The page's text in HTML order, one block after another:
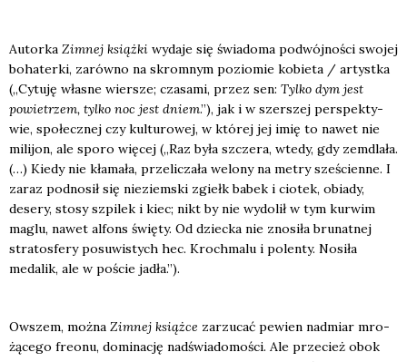
Autor­ka Zim­nej książ­ki wyda­je się świa­do­ma podwój­no­ści swo­jej
boha­ter­ki, zarów­no na skrom­nym pozio­mie kobie­ta / artyst­ka
(„Cytu­ję wła­sne wier­sze; cza­sa­mi, przez sen: Tyl­ko dym jest
powie­trzem, tyl­ko noc jest dniem.”), jak i w szer­szej per­spek­ty­
wie, spo­łecz­nej czy kul­tu­ro­wej, w któ­rej jej imię to nawet nie
mili­jon, ale spo­ro wię­cej („Raz była szcze­ra, wte­dy, gdy zemdla­ła.
(…) Kie­dy nie kła­ma­ła, prze­li­cza­ła welo­ny na metry sze­ścien­ne. I
zaraz pod­no­sił się nie­ziem­ski zgiełk babek i cio­tek, obia­dy,
dese­ry, sto­sy szpi­lek i kiec; nikt by nie wydo­lił w tym kur­wim
maglu, nawet alfons świę­ty. Od dziec­ka nie zno­si­ła bru­nat­nej
stra­tos­fe­ry posu­wi­stych hec. Kroch­ma­lu i polen­ty. Nosi­ła
meda­lik, ale w poście jadła.”).
Owszem, moż­na Zim­nej książ­ce zarzu­cać pewien nad­miar mro­
żą­ce­go fre­onu, domi­na­cję nad­świa­do­mo­ści. Ale prze­cież obok